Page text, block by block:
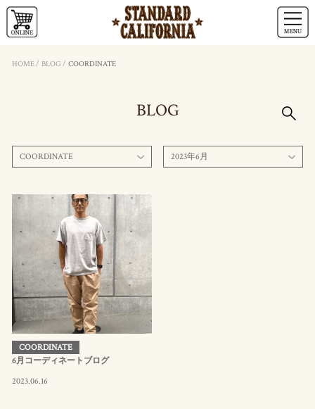
HOME/ BLOG / COORDINATE
BLOG
COORDINATE 2023年6月
COORDINATE
6月コーディネートブログ
2023.06.16